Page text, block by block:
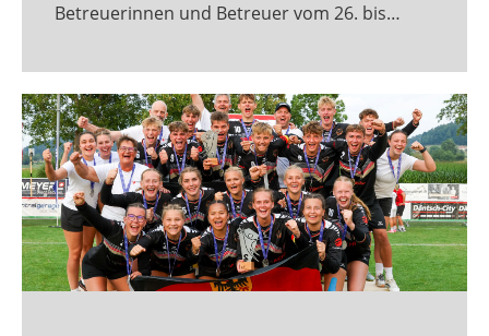
Betreuerinnen und Betreuer vom 26. bis…